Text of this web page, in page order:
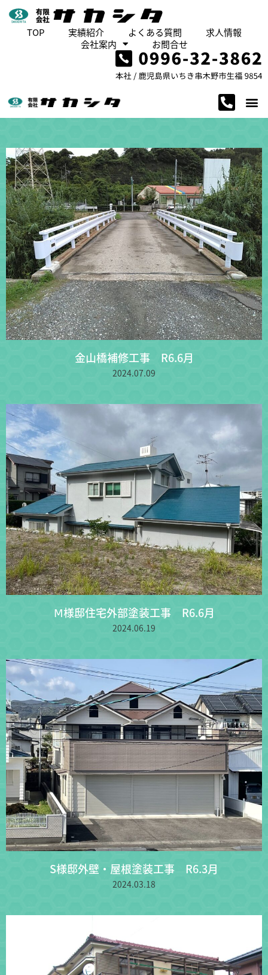
TOP 実績紹介 よくある質問
求人情報
会社案内
お問合せ
金山橋補修工事 R6.6月
2024.07.09
Ⅿ様邸住宅外部塗装工事 R6.6月
2024.06.19
S様邸外壁・屋根塗装工事 R6.3月
2024.03.18